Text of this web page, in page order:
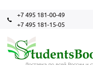
+7 495 181-00-49
+7 495 181-15-05